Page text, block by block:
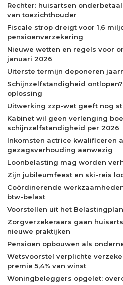
Rechter: huisartsen
van toezichthouder
Fiscale strop dreigt voor 1,6
pensioenverzekering
Nieuwe wetten en regels voor
januari 2026
Uiterste termijn deponeren
Schijnzelfstandigheid ontlopen?
oplossing
Uitwerking zzp-wet geeft nog
Kabinet wil geen verlenging
schijnzelfstandigheid per 2026
Inkomsten actrice kwalificeren
gezagsverhouding aanwezig
Loonbelasting mag worden
Zijn jubileumfeest en ski-reis
Coördinerende
btw-belast
Voorstellen uit het
Zorgverzekeraars gaan
nieuwe praktijken
Pensioen opbouwen als
Wetsvoorstel verplichte
premie 5,4% van winst
Woningbeleggers opgelet: